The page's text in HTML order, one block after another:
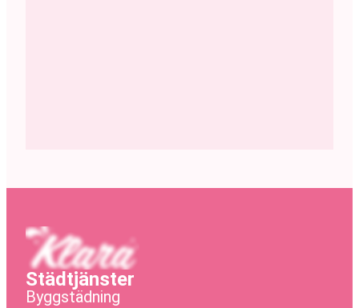
Städtjänster
Byggstädning